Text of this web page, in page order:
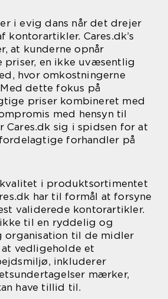
i evig dans når det drejer
kontorartikler. Cares.dk’s
at kunderne opnår
priser, en ikke uvæsentlig
hvor omkostningerne
dette fokus på
priser kombineret med
med hensyn til
Cares.dk sig i spidsen for at
forhandler på
i produktsortimentet
har til formål at forsyne
validerede kontorartikler.
til en ryddelig og
til de midler
vedligeholde et
inkluderer
mærker,
have tillid til.